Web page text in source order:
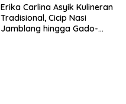
Erika Carlina Asyik Kulineran
Tradisional, Cicip Nasi
Jamblang hingga Gado-